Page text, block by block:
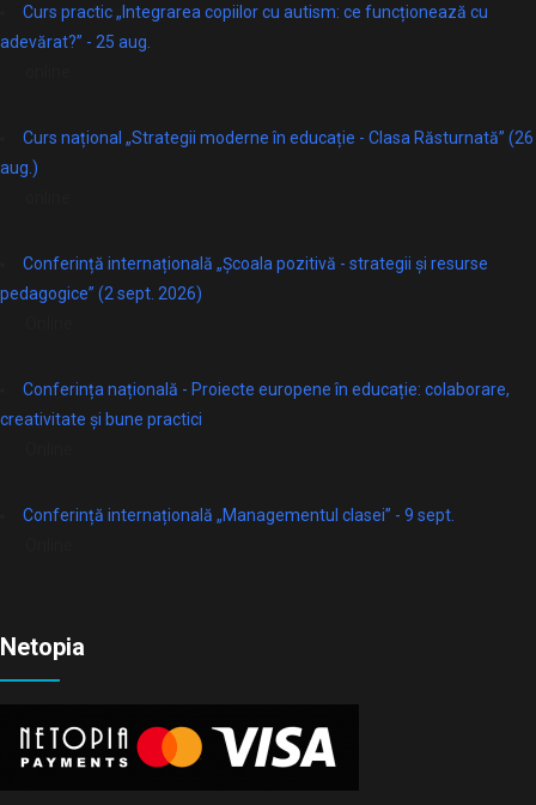
Curs practic „Integrarea copiilor cu autism: ce funcționează cu
adevărat?” - 25 aug.
Curs național „Strategii moderne în educație - Clasa Răsturnată” (26
aug.)
Conferință internațională „Școala pozitivă - strategii și resurse
pedagogice” (2 sept. 2026)
Conferința națională - Proiecte europene în educație: colaborare,
creativitate și bune practici
Conferință internațională „Managementul clasei” - 9 sept.
Netopia